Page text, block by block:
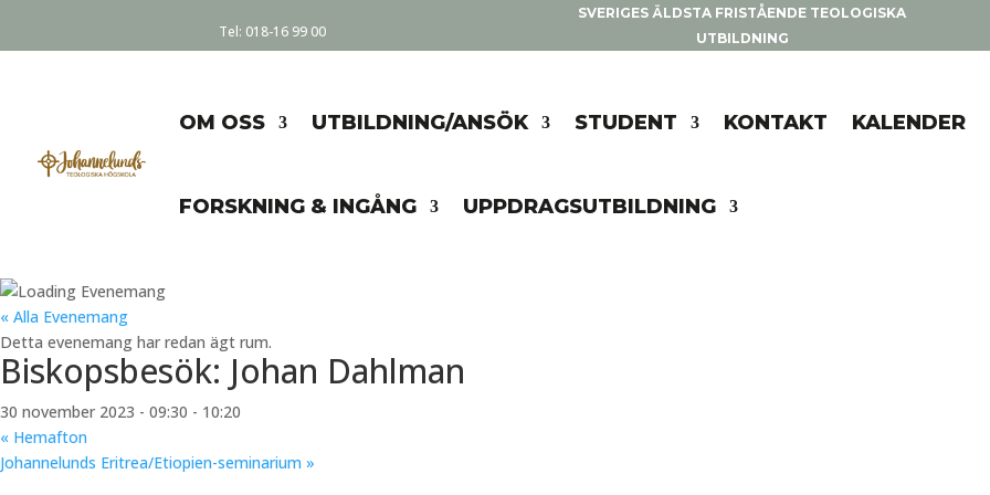
Tel: 018-16 99 00
SVERIGES ÄLDSTA FRISTÅENDE TEOLOGISKA
UTBILDNING
OM OSS UTBILDNING/ANSÖK STUDENT KONTAKT KALENDER
FORSKNING & INGÅNG UPPDRAGSUTBILDNING
« Alla Evenemang
Detta evenemang har redan ägt rum.
Biskopsbesök: Johan Dahlman
30 november 2023 - 09:30 - 10:20
« Hemafton
Johannelunds Eritrea/Etiopien-seminarium »